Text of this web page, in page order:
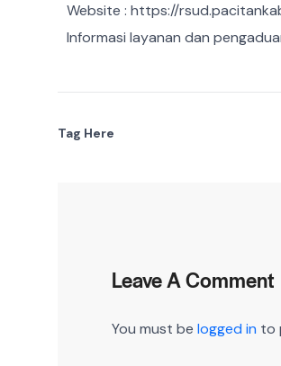
Website : https://
Informasi layanan dan
Tag Here
Leave A Comment
You must be logged in to